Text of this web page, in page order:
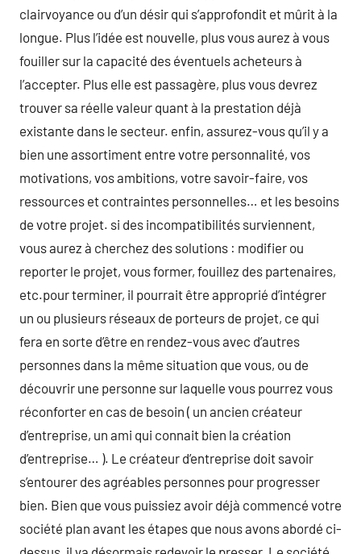
clairvoyance ou d’un désir qui s’approfondit et mûrit à la
longue. Plus l’idée est nouvelle, plus vous aurez à vous
fouiller sur la capacité des éventuels acheteurs à
l’accepter. Plus elle est passagère, plus vous devrez
trouver sa réelle valeur quant à la prestation déjà
existante dans le secteur. enfin, assurez-vous qu’il y a
bien une assortiment entre votre personnalité, vos
motivations, vos ambitions, votre savoir-faire, vos
ressources et contraintes personnelles… et les besoins
de votre projet. si des incompatibilités surviennent,
vous aurez à cherchez des solutions : modifier ou
reporter le projet, vous former, fouillez des partenaires,
etc.pour terminer, il pourrait être approprié d’intégrer
un ou plusieurs réseaux de porteurs de projet, ce qui
fera en sorte d’être en rendez-vous avec d’autres
personnes dans la même situation que vous, ou de
découvrir une personne sur laquelle vous pourrez vous
réconforter en cas de besoin ( un ancien créateur
d’entreprise, un ami qui connait bien la création
d’entreprise… ). Le créateur d’entreprise doit savoir
s’entourer des agréables personnes pour progresser
bien. Bien que vous puissiez avoir déjà commencé votre
société plan avant les étapes que nous avons abordé ci-